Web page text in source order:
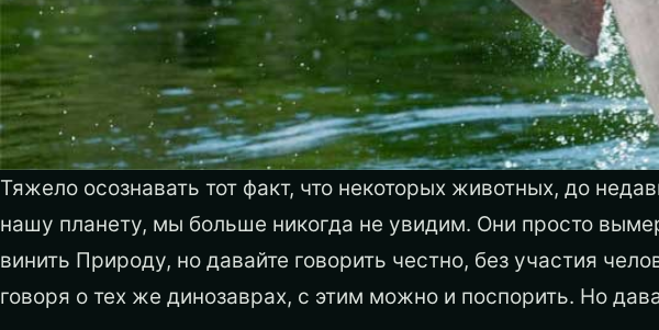
Тяжело осознавать тот факт, что некоторых животных, до
нашу планету, мы больше никогда не увидим. Они просто
винить Природу, но давайте говорить честно, без участия
говоря о тех же динозаврах, с этим можно и поспорить. Но